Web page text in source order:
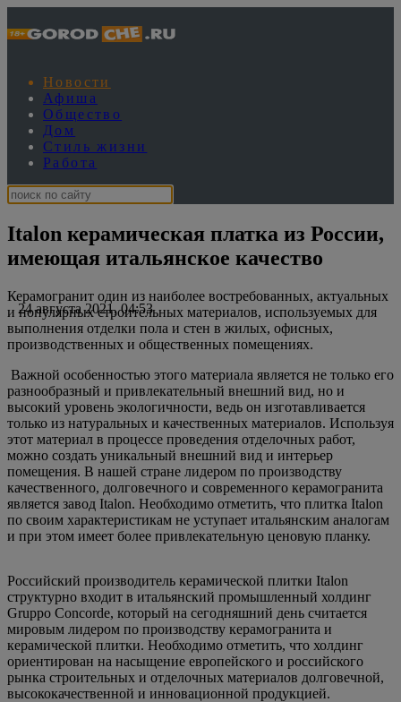
Новости
Афиша
Общество
Дом
Стиль жизни
Работа
Italon керамическая платка из России,
имеющая итальянское качество
24 августа 2021, 04:53
Керамогранит один из наиболее востребованных, актуальных
и популярных строительных материалов, используемых для
выполнения отделки пола и стен в жилых, офисных,
производственных и общественных помещениях.
Важной особенностью этого материала является не только его
разнообразный и привлекательный внешний вид, но и
высокий уровень экологичности, ведь он изготавливается
только из натуральных и качественных материалов. Используя
этот материал в процессе проведения отделочных работ,
можно создать уникальный внешний вид и интерьер
помещения. В нашей стране лидером по производству
качественного, долговечного и современного керамогранита
является завод Italon. Необходимо отметить, что плитка Italon
по своим характеристикам не уступает итальянским аналогам
и при этом имеет более привлекательную ценовую планку.
Российский производитель керамической плитки Italon
структурно входит в итальянский промышленный холдинг
Gruppo Concorde, который на сегодняшний день считается
мировым лидером по производству керамогранита и
керамической плитки. Необходимо отметить, что холдинг
ориентирован на насыщение европейского и российского
рынка строительных и отделочных материалов долговечной,
высококачественной и инновационной продукцией.